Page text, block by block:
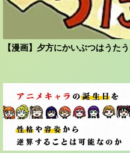
【漫画】夕方にかいぶつはうたう